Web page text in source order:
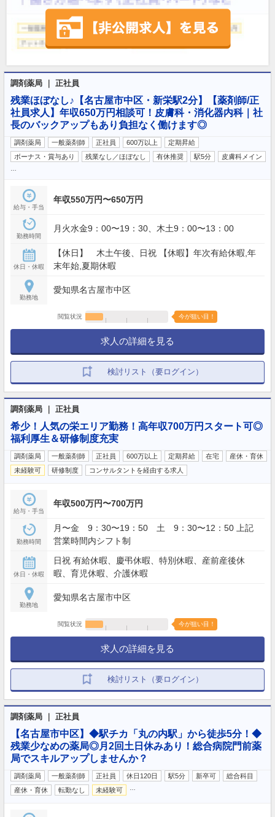
調剤薬局 ｜ 正社員
残業ほぼなし♪【名古屋市中区・新栄駅2分】【薬剤師/正
社員求人】年収650万円相談可！皮膚科・消化器内科｜社
長のバックアップもあり負担なく働けます◎
調剤薬局 一般薬剤師 正社員 600万以上
定期昇給
ボーナス・賞与あり
残業なし／ほぼなし 有休推奨 駅5分 皮膚科メイン
給与・手当
年収550万円〜650万円
勤務時間
月火水金9：00〜19：30、木土9：00〜13：00
休日・休暇
【休日】 木土午後、日祝 【休暇】年次有給休暇,年
末年始,夏期休暇
勤務地
愛知県名古屋市中区
閲覧状況 今が狙い目！
求人の詳細を見る
検討リスト（要ログイン）
調剤薬局 ｜ 正社員
希少！人気の栄エリア勤務！高年収700万円スタート可◎
福利厚生＆研修制度充実
調剤薬局 一般薬剤師 正社員 600万以上 定期昇給 在宅
産休・育休
未経験可
研修制度 コンサルタントを経由する求人
給与・手当
年収500万円〜700万円
勤務時間
月〜金 9：30〜19：50 土 9：30〜12：50 上記
営業時間内シフト制
休日・休暇
日祝 有給休暇、慶弔休暇、特別休暇、産前産後休
暇、育児休暇、介護休暇
勤務地
愛知県名古屋市中区
閲覧状況 今が狙い目！
求人の詳細を見る
検討リスト（要ログイン）
調剤薬局 ｜ 正社員
【名古屋市中区】◆駅チカ「丸の内駅」から徒歩5分！◆
残業少なめの薬局◎月2回土日休みあり！総合病院門前薬
局でスキルアップしませんか？
調剤薬局 一般薬剤師 正社員 休日120日 駅5分 新卒可
総合科目
産休・育休
転勤なし 未経験可